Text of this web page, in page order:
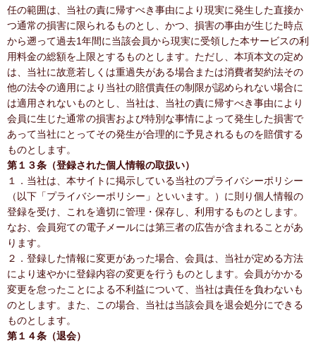
任の範囲は、当社の責に帰すべき事由により現実に発生した直接か
つ通常の損害に限られるものとし、かつ、損害の事由が生じた時点
から遡って過去1年間に当該会員から現実に受領した本サービスの利
用料金の総額を上限とするものとします。ただし、本項本文の定め
は、当社に故意若しくは重過失がある場合または消費者契約法その
他の法令の適用により当社の賠償責任の制限が認められない場合に
は適用されないものとし、当社は、当社の責に帰すべき事由により
会員に生じた通常の損害および特別な事情によって発生した損害で
あって当社にとってその発生が合理的に予見されるものを賠償する
ものとします。
第１３条（登録された個人情報の取扱い）
１．当社は、本サイトに掲示している当社のプライバシーポリシー
（以下「プライバシーポリシー」といいます。）に則り個人情報の
登録を受け、これを適切に管理・保存し、利用するものとします。
なお、会員宛ての電子メールには第三者の広告が含まれることがあ
ります。
２．登録した情報に変更があった場合、会員は、当社が定める方法
により速やかに登録内容の変更を行うものとします。会員がかかる
変更を怠ったことによる不利益について、当社は責任を負わないも
のとします。また、この場合、当社は当該会員を退会処分にできる
ものとします。
第１４条（退会）